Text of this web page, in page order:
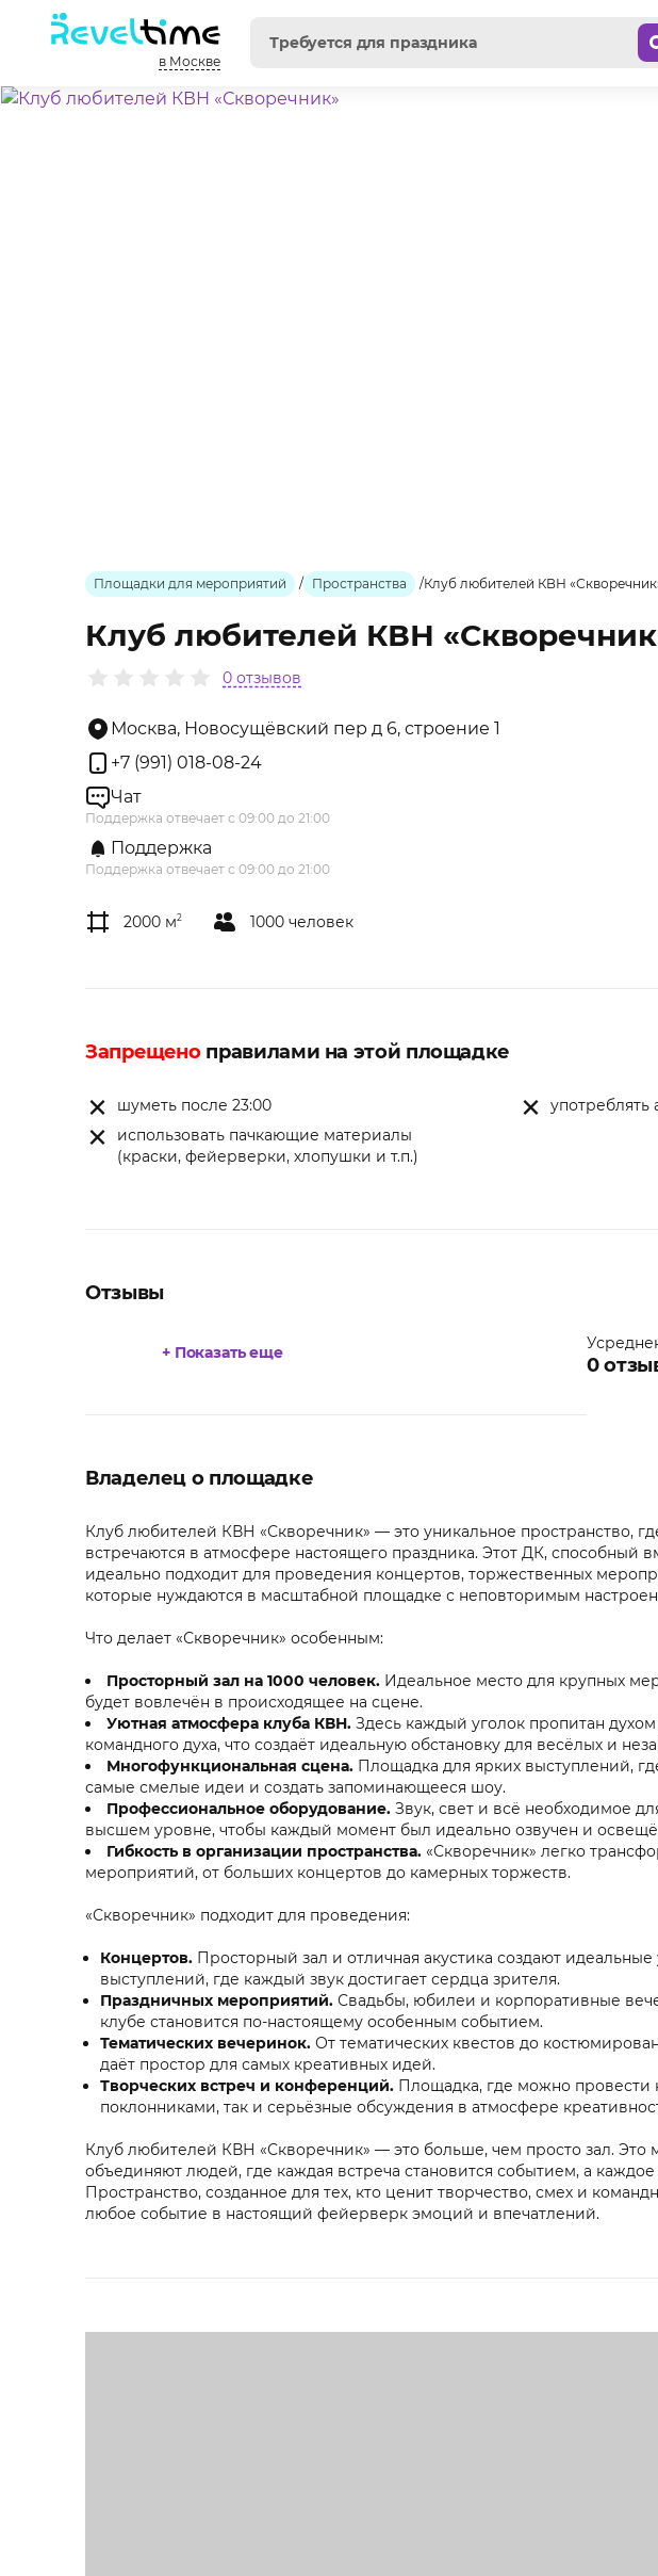
в Москве
Площадки для мероприятий / Пространства /Клуб любителей КВН
Клуб любителей КВН
0 отзывов
Москва, Новосущёвский пер д 6, строение 1
+7 (991) 018-08-24
Чат
Поддержка отвечает с 09:00 до 21:00
Поддержка
Поддержка отвечает с 09:00 до 21:00
2000 м2 1000 человек
Запрещеноправилами на этой площадке
шуметь после 23:00
использовать пачкающие материалы
(краски, фейерверки, хлопушки и т.п.)
употреблять
Отзывы
0
+ Показать еще
Владелец о площадке
Клуб любителей КВН «Скворечник» — это уникальное пространство,
встречаются в атмосфере настоящего праздника. Этот ДК, способный
идеально подходит для проведения концертов, торжественных
которые нуждаются в масштабной площадке с неповторимым
Что делает «Скворечник» особенным:
Просторный зал на 1000 человек. Идеальное место для крупных
будет вовлечён в происходящее на сцене.
Уютная атмосфера клуба КВН. Здесь каждый уголок пропитан
командного духа, что создаёт идеальную обстановку для весёлых и
Многофункциональная сцена. Площадка для ярких выступлений,
самые смелые идеи и создать запоминающееся шоу.
Профессиональное оборудование. Звук, свет и всё необходимое
высшем уровне, чтобы каждый момент был идеально озвучен и
Гибкость в организации пространства. «Скворечник» легко
мероприятий, от больших концертов до камерных торжеств.
«Скворечник» подходит для проведения:
Концертов. Просторный зал и отличная акустика создают
выступлений, где каждый звук достигает сердца зрителя.
Праздничных мероприятий. Свадьбы, юбилеи и корпоративные
клубе становится по-настоящему особенным событием.
Тематических вечеринок. От тематических квестов до
даёт простор для самых креативных идей.
Творческих встреч и конференций. Площадка, где можно провести
поклонниками, так и серьёзные обсуждения в атмосфере
Клуб любителей КВН «Скворечник» — это больше, чем просто зал. Это
объединяют людей, где каждая встреча становится событием, а
Пространство, созданное для тех, кто ценит творчество, смех и
любое событие в настоящий фейерверк эмоций и впечатлений.